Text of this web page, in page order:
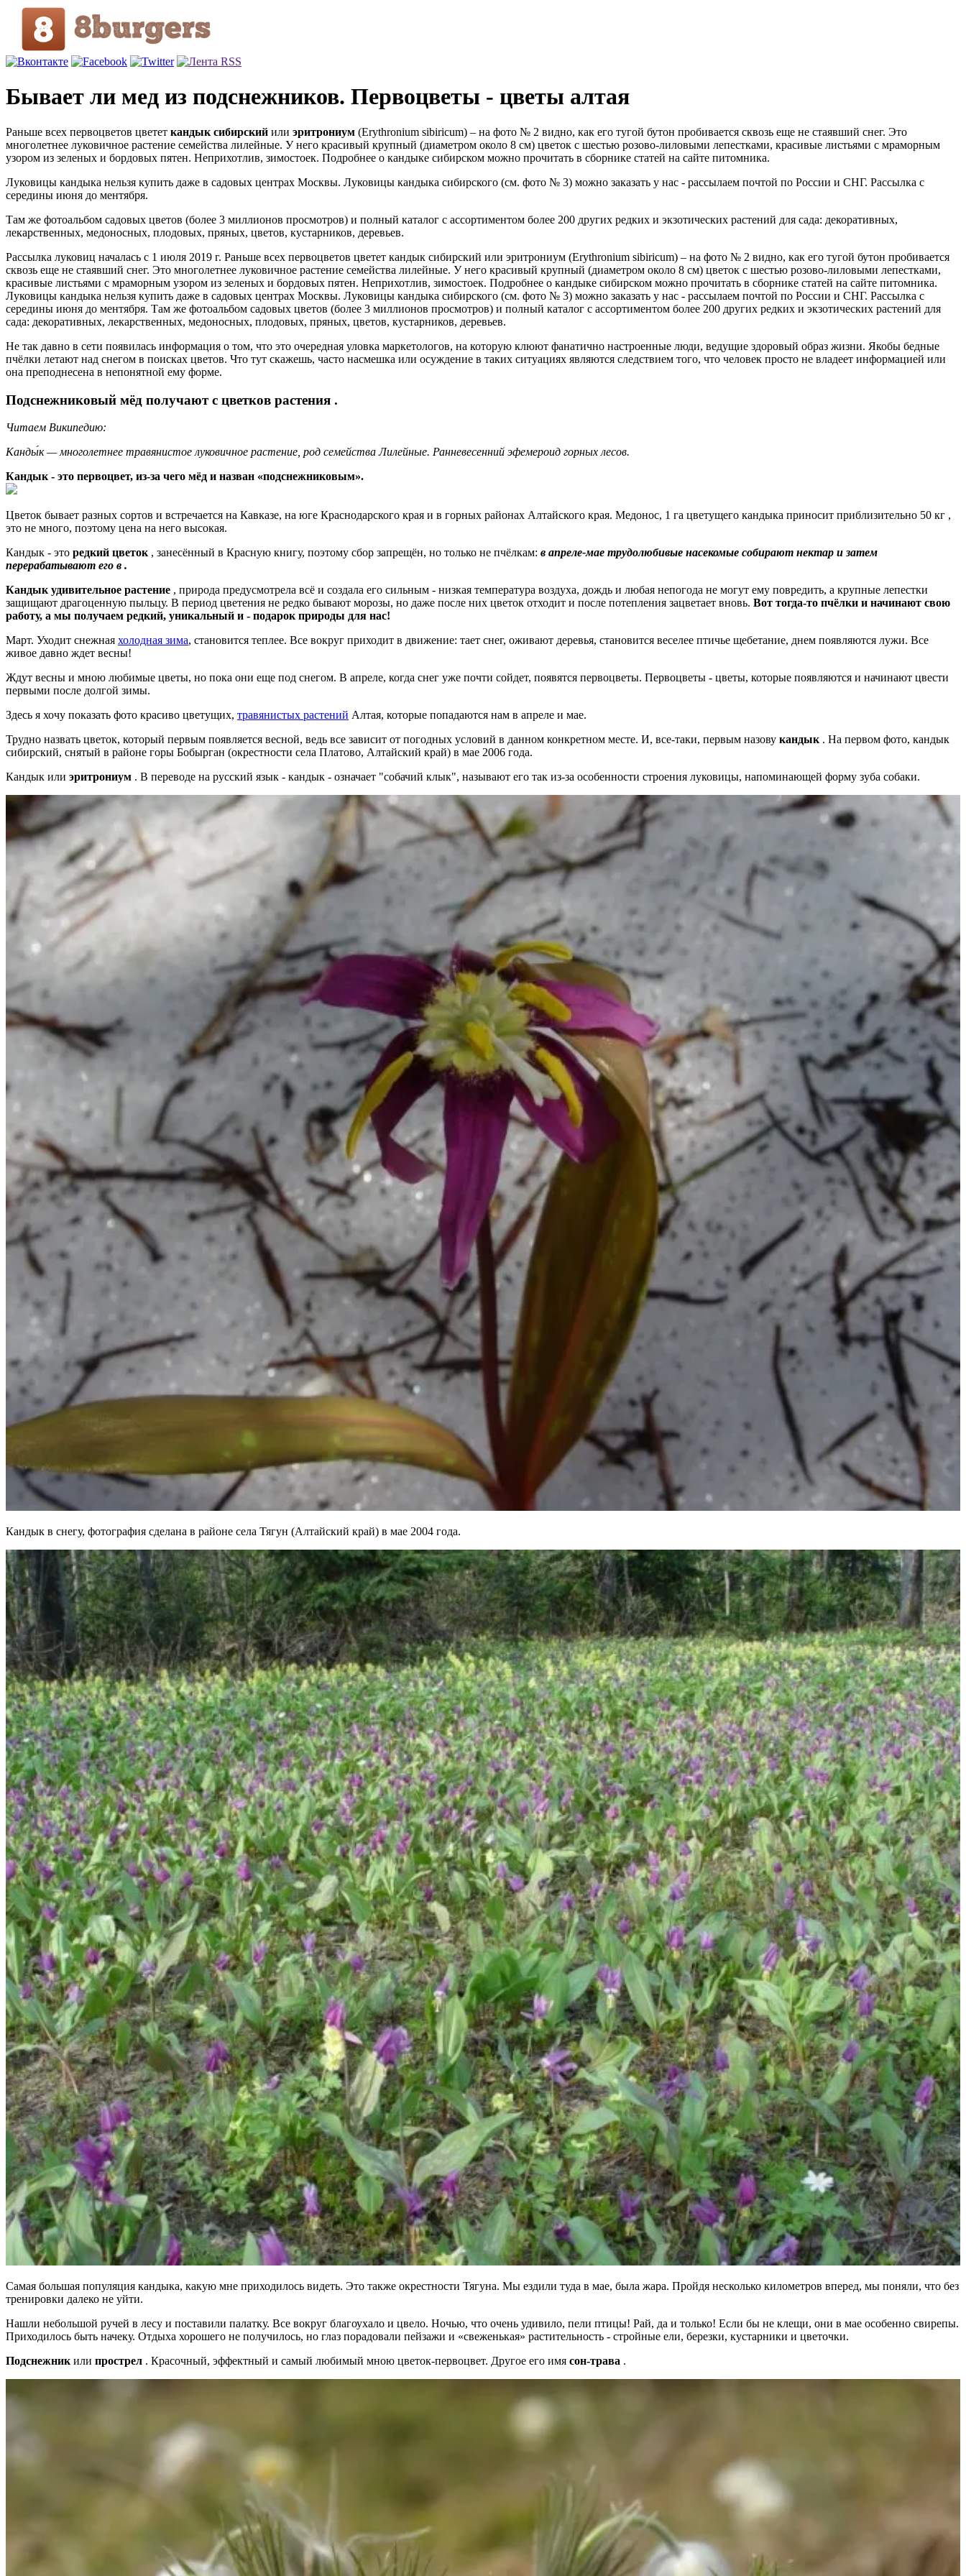
Бывает ли мед из подснежников. Первоцветы - цветы алтая
Раньше всех первоцветов цветет кандык сибирский или эритрониум (Erythronium sibiricum) – на фото № 2 видно, как его тугой бутон пробивается сквозь еще не стаявший снег. Это
многолетнее луковичное растение семейства лилейные. У него красивый крупный (диаметром около 8 см) цветок с шестью розово-лиловыми лепестками, красивые листьями с мраморным
узором из зеленых и бордовых пятен. Неприхотлив, зимостоек. Подробнее о кандыке сибирском можно прочитать в сборнике статей на сайте питомника.
Луковицы кандыка нельзя купить даже в садовых центрах Москвы. Луковицы кандыка сибирского (см. фото № 3) можно заказать у нас - рассылаем почтой по России и СНГ. Рассылка с
середины июня до ментября.
Там же фотоальбом садовых цветов (более 3 миллионов просмотров) и полный каталог с ассортиментом более 200 других редких и экзотических растений для сада: декоративных,
лекарственных, медоносных, плодовых, пряных, цветов, кустарников, деревьев.
Рассылка луковиц началась с 1 июля 2019 г. Раньше всех первоцветов цветет кандык сибирский или эритрониум (Erythronium sibiricum) – на фото № 2 видно, как его тугой бутон пробивается
сквозь еще не стаявший снег. Это многолетнее луковичное растение семейства лилейные. У него красивый крупный (диаметром около 8 см) цветок с шестью розово-лиловыми лепестками,
красивые листьями с мраморным узором из зеленых и бордовых пятен. Неприхотлив, зимостоек. Подробнее о кандыке сибирском можно прочитать в сборнике статей на сайте питомника.
Луковицы кандыка нельзя купить даже в садовых центрах Москвы. Луковицы кандыка сибирского (см. фото № 3) можно заказать у нас - рассылаем почтой по России и СНГ. Рассылка с
середины июня до ментября. Там же фотоальбом садовых цветов (более 3 миллионов просмотров) и полный каталог с ассортиментом более 200 других редких и экзотических растений для
сада: декоративных, лекарственных, медоносных, плодовых, пряных, цветов, кустарников, деревьев.
Не так давно в сети появилась информация о том, что это очередная уловка маркетологов, на которую клюют фанатично настроенные люди, ведущие здоровый образ жизни. Якобы бедные
пчёлки летают над снегом в поисках цветов. Что тут скажешь, часто насмешка или осуждение в таких ситуациях являются следствием того, что человек просто не владеет информацией или
она преподнесена в непонятной ему форме.
Подснежниковый мёд получают с цветков растения .
Читаем Википедию:
Канды́к — многолетнее травянистое луковичное растение, род семейства Лилейные. Ранневесенний эфемероид горных лесов.
Кандык - это первоцвет, из-за чего мёд и назван «подснежниковым».
Цветок бывает разных сортов и встречается на Кавказе, на юге Краснодарского края и в горных районах Алтайского края. Медонос, 1 га цветущего кандыка приносит приблизительно 50 кг ,
это не много, поэтому цена на него высокая.
Кандык - это редкий цветок , занесённый в Красную книгу, поэтому сбор запрещён, но только не пчёлкам: в апреле-мае трудолюбивые насекомые собирают нектар и затем
перерабатывают его в .
Кандык удивительное растение , природа предусмотрела всё и создала его сильным - низкая температура воздуха, дождь и любая непогода не могут ему повредить, а крупные лепестки
защищают драгоценную пыльцу. В период цветения не редко бывают морозы, но даже после них цветок отходит и после потепления зацветает вновь. Вот тогда-то пчёлки и начинают свою
работу, а мы получаем редкий, уникальный и - подарок природы для нас!
Март. Уходит снежная холодная зима, становится теплее. Все вокруг приходит в движение: тает снег, оживают деревья, становится веселее птичье щебетание, днем появляются лужи. Все
живое давно ждет весны!
Ждут весны и мною любимые цветы, но пока они еще под снегом. В апреле, когда снег уже почти сойдет, появятся первоцветы. Первоцветы - цветы, которые появляются и начинают цвести
первыми после долгой зимы.
Здесь я хочу показать фото красиво цветущих, травянистых растений Алтая, которые попадаются нам в апреле и мае.
Трудно назвать цветок, который первым появляется весной, ведь все зависит от погодных условий в данном конкретном месте. И, все-таки, первым назову кандык . На первом фото, кандык
сибирский, снятый в районе горы Бобырган (окрестности села Платово, Алтайский край) в мае 2006 года.
Кандык или эритрониум . В переводе на русский язык - кандык - означает "собачий клык", называют его так из-за особенности строения луковицы, напоминающей форму зуба собаки.
Кандык в снегу, фотография сделана в районе села Тягун (Алтайский край) в мае 2004 года.
Самая большая популяция кандыка, какую мне приходилось видеть. Это также окрестности Тягуна. Мы ездили туда в мае, была жара. Пройдя несколько километров вперед, мы поняли, что без
тренировки далеко не уйти.
Нашли небольшой ручей в лесу и поставили палатку. Все вокруг благоухало и цвело. Ночью, что очень удивило, пели птицы! Рай, да и только! Если бы не клещи, они в мае особенно свирепы.
Приходилось быть начеку. Отдыха хорошего не получилось, но глаз порадовали пейзажи и «свеженькая» растительность - стройные ели, березки, кустарники и цветочки.
Подснежник или прострел . Красочный, эффектный и самый любимый мною цветок-первоцвет. Другое его имя сон-трава .